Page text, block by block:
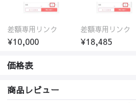
差額専用リンク
¥10,000
差額専用リンク
¥18,485
価格表
商品レビュー